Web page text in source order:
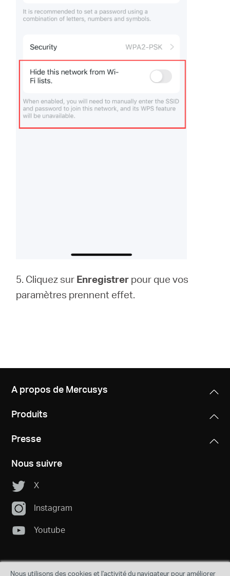
5. Cliquez sur Enregistrer pour que vos
paramètres prennent effet.
A propos de Mercusys
Produits
Presse
Nous suivre
X
Instagram
Youtube
Nous utilisons des cookies et l'activité du navigateur pour améliorer